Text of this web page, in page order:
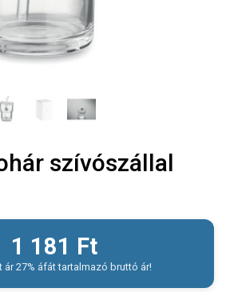
szívószállal
1 181 Ft
ár 27% áfát tartalmazó bruttó ár!